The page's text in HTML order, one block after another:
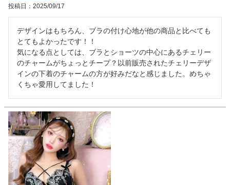
投稿日 2025/09/17
デザインはもちろん、ブラの付け心地が他の商品と比べても
とてもよかったです！！
気になる点としては、ブラとショーツの中心にあるチェリー
のチャームがちょっとチープ？以前販売されたチェリーデザ
インの下着のチャームの方が好みだなと感じました。めちゃ
くちゃ愛用してました！